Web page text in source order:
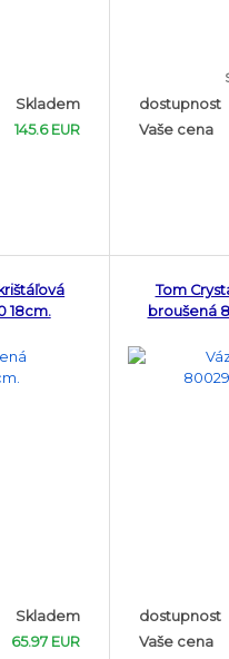
Skladem
145.6 EUR
dostupnost
Vaše cena
18cm.
Skladem
65.97 EUR
Tom
broušená
dostupnost
Vaše cena